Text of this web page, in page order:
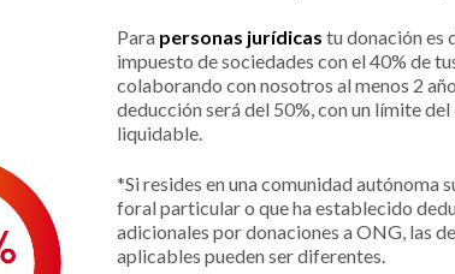
Para personas jurídicas tu donación es
impuesto de sociedades con el 40% de
colaborando con nosotros al menos 2
deducción será del 50%, con un límite del
liquidable.
*Si resides en una comunidad autónoma
foral particular o que ha establecido
adicionales por donaciones a ONG, las
aplicables pueden ser diferentes.